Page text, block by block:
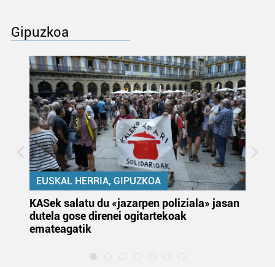
Gipuzkoa
EUSKAL HERRIA, GIPUZKOA
KASek salatu du «jazarpen poliziala» jasan
dutela gose direnei ogitartekoak
emateagatik